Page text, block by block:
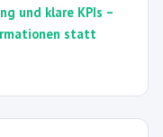
und klare KPIs –
statt